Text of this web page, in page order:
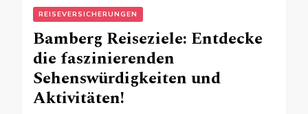
REISEVERSICHERUNGEN
Bamberg Reiseziele: Entdecke
die faszinierenden
Sehenswürdigkeiten und
Aktivitäten!